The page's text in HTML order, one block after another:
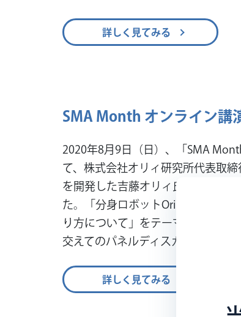
詳しく見てみる
SMA Month オンライン講
2020年8月9日（日）、「SMA
て、株式会社オリィ研究所代表取
を開発した吉藤オリィ氏によるオン
た。「分身ロボットOriHimeによる
り方について」をテーマに、吉藤
交えてのパネルディスカッションの
詳しく見てみる